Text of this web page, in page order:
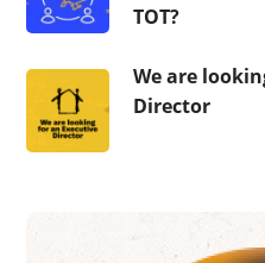
ТОТ?
We are
Director